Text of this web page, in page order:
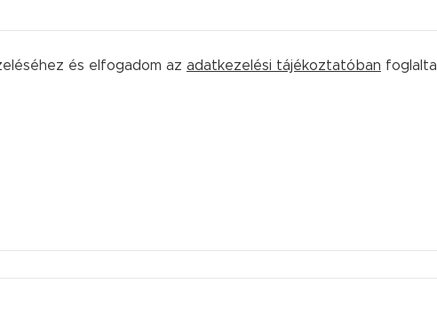
és elfogadom az adatkezelési tájékoztatóban